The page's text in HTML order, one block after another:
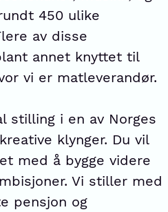
450 ulike
av disse
annet knyttet til
vi er matleverandør.
stilling i en av Norges
klynger. Du vil
med å bygge videre
Vi stiller med
pensjon og